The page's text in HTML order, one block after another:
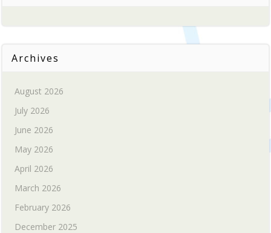
Archives
August 2026
July 2026
June 2026
May 2026
April 2026
March 2026
February 2026
December 2025